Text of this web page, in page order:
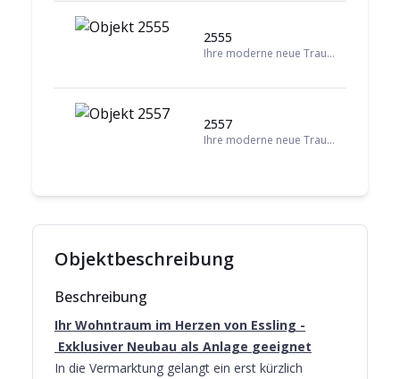
2555
Ihre moderne neue Traumwohnung in einer naturnahen Lage! Ab sofort verfügbar!
2557
Ihre moderne neue Traumwohnung in einer naturnahen Lage! Ab sofort verfügbar!
Objektbeschreibung
Beschreibung
Ihr Wohntraum im Herzen von Essling -
Exklusiver Neubau als Anlage geeignet
In die Vermarktung gelangt ein erst kürzlich